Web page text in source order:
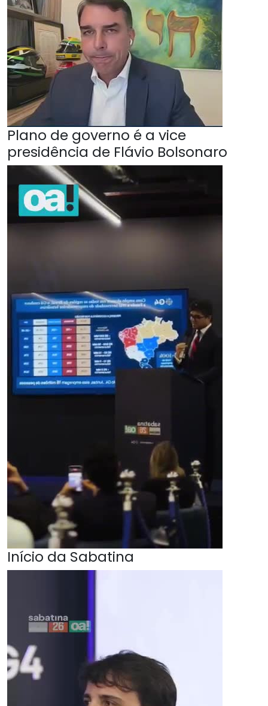
Plano de governo é a vice
presidência de Flávio Bolsonaro
Início da Sabatina